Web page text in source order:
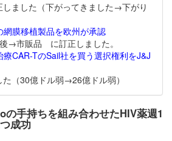
しました（下がってきました→下がり
膜移植製品を欧州が承認
→市販品 に訂正しました。
CAR-TのSail社を買う選択権利をJ&J
た（30億ドル弱→26億ドル弱）
手持ちを組み合わせたHIV薬週1
成功